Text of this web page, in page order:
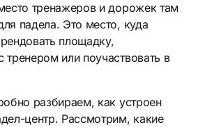
тренажеров и дорожек там
падела. Это место, куда
площадку,
тренером или поучаствовать в
разбираем, как устроен
центр. Рассмотрим, какие